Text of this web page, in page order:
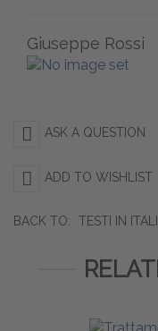
Giuseppe Rossi
ASK A QUESTION
ADD TO WISHLIST
BACK TO: TESTI IN